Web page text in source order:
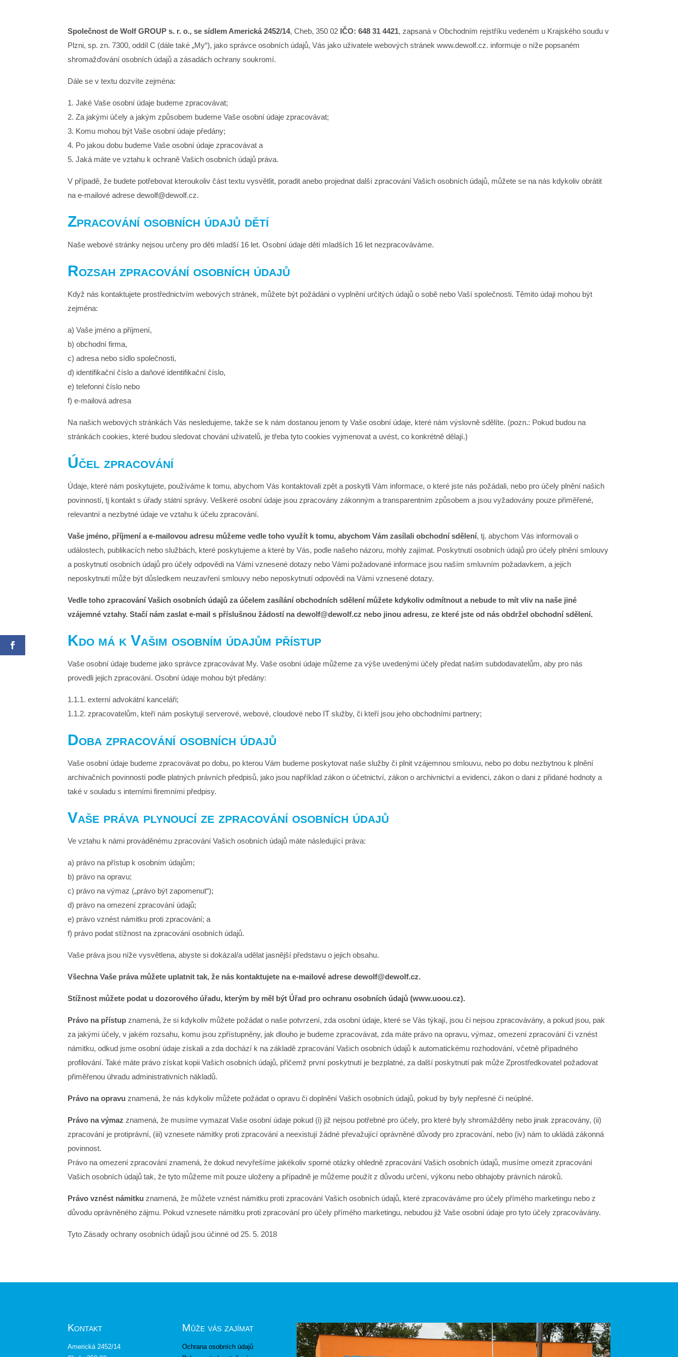
Společnost de Wolf GROUP s. r. o., se sídlem Americká 2452/14, Cheb, 350 02 IČO: 648 31 4421, zapsaná v Obchodním rejstříku vedeném u Krajského soudu v
Plzni, sp. zn. 7300, oddíl C (dále také „My“), jako správce osobních údajů, Vás jako uživatele webových stránek www.dewolf.cz. informuje o níže popsaném
shromažďování osobních údajů a zásadách ochrany soukromí.
Dále se v textu dozvíte zejména:
1. Jaké Vaše osobní údaje budeme zpracovávat;
2. Za jakými účely a jakým způsobem budeme Vaše osobní údaje zpracovávat;
3. Komu mohou být Vaše osobní údaje předány;
4. Po jakou dobu budeme Vaše osobní údaje zpracovávat a
5. Jaká máte ve vztahu k ochraně Vašich osobních údajů práva.
V případě, že budete potřebovat kteroukoliv část textu vysvětlit, poradit anebo projednat další zpracování Vašich osobních údajů, můžete se na nás kdykoliv obrátit
na e-mailové adrese dewolf@dewolf.cz.
Zpracování osobních údajů dětí
Naše webové stránky nejsou určeny pro děti mladší 16 let. Osobní údaje dětí mladších 16 let nezpracováváme.
Rozsah zpracování osobních údajů
Když nás kontaktujete prostřednictvím webových stránek, můžete být požádáni o vyplnění určitých údajů o sobě nebo Vaší společnosti. Těmito údaji mohou být
zejména:
a) Vaše jméno a příjmení,
b) obchodní firma,
c) adresa nebo sídlo společnosti,
d) identifikační číslo a daňové identifikační číslo,
e) telefonní číslo nebo
f) e-mailová adresa
Na našich webových stránkách Vás nesledujeme, takže se k nám dostanou jenom ty Vaše osobní údaje, které nám výslovně sdělíte. (pozn.: Pokud budou na
stránkách cookies, které budou sledovat chování uživatelů, je třeba tyto cookies vyjmenovat a uvést, co konkrétně dělají.)
Účel zpracování
Údaje, které nám poskytujete, používáme k tomu, abychom Vás kontaktovali zpět a poskytli Vám informace, o které jste nás požádali, nebo pro účely plnění našich
povinností, tj kontakt s úřady státní správy. Veškeré osobní údaje jsou zpracovány zákonným a transparentním způsobem a jsou vyžadovány pouze přiměřené,
relevantní a nezbytné údaje ve vztahu k účelu zpracování.
Vaše jméno, příjmení a e-mailovou adresu můžeme vedle toho využít k tomu, abychom Vám zasílali obchodní sdělení, tj. abychom Vás informovali o
událostech, publikacích nebo službách, které poskytujeme a které by Vás, podle našeho názoru, mohly zajímat. Poskytnutí osobních údajů pro účely plnění smlouvy
a poskytnutí osobních údajů pro účely odpovědi na Vámi vznesené dotazy nebo Vámi požadované informace jsou naším smluvním požadavkem, a jejich
neposkytnutí může být důsledkem neuzavření smlouvy nebo neposkytnutí odpovědi na Vámi vznesené dotazy.
Vedle toho zpracování Vašich osobních údajů za účelem zasílání obchodních sdělení můžete kdykoliv odmítnout a nebude to mít vliv na naše jiné
vzájemné vztahy. Stačí nám zaslat e-mail s příslušnou žádostí na dewolf@dewolf.cz nebo jinou adresu, ze které jste od nás obdržel obchodní sdělení.
Kdo má k Vašim osobním údajům přístup
Vaše osobní údaje budeme jako správce zpracovávat My. Vaše osobní údaje můžeme za výše uvedenými účely předat našim subdodavatelům, aby pro nás
provedli jejich zpracování. Osobní údaje mohou být předány:
1.1.1. externí advokátní kanceláři;
1.1.2. zpracovatelům, kteří nám poskytují serverové, webové, cloudové nebo IT služby, či kteří jsou jeho obchodními partnery;
Doba zpracování osobních údajů
Vaše osobní údaje budeme zpracovávat po dobu, po kterou Vám budeme poskytovat naše služby či plnit vzájemnou smlouvu, nebo po dobu nezbytnou k plnění
archivačních povinností podle platných právních předpisů, jako jsou například zákon o účetnictví, zákon o archivnictví a evidenci, zákon o dani z přidané hodnoty a
také v souladu s interními firemními předpisy.
Vaše práva plynoucí ze zpracování osobních údajů
Ve vztahu k námi prováděnému zpracování Vašich osobních údajů máte následující práva:
a) právo na přístup k osobním údajům;
b) právo na opravu;
c) právo na výmaz („právo být zapomenut“);
d) právo na omezení zpracování údajů;
e) právo vznést námitku proti zpracování; a
f) právo podat stížnost na zpracování osobních údajů.
Vaše práva jsou níže vysvětlena, abyste si dokázal/a udělat jasnější představu o jejich obsahu.
Všechna Vaše práva můžete uplatnit tak, že nás kontaktujete na e-mailové adrese dewolf@dewolf.cz.
Stížnost můžete podat u dozorového úřadu, kterým by měl být Úřad pro ochranu osobních údajů (www.uoou.cz).
Právo na přístup znamená, že si kdykoliv můžete požádat o naše potvrzení, zda osobní údaje, které se Vás týkají, jsou či nejsou zpracovávány, a pokud jsou, pak
za jakými účely, v jakém rozsahu, komu jsou zpřístupněny, jak dlouho je budeme zpracovávat, zda máte právo na opravu, výmaz, omezení zpracování či vznést
námitku, odkud jsme osobní údaje získali a zda dochází k na základě zpracování Vašich osobních údajů k automatickému rozhodování, včetně případného
profilování. Také máte právo získat kopii Vašich osobních údajů, přičemž první poskytnutí je bezplatné, za další poskytnutí pak může Zprostředkovatel požadovat
přiměřenou úhradu administrativních nákladů.
Právo na opravu znamená, že nás kdykoliv můžete požádat o opravu či doplnění Vašich osobních údajů, pokud by byly nepřesné či neúplné.
Právo na výmaz znamená, že musíme vymazat Vaše osobní údaje pokud (i) již nejsou potřebné pro účely, pro které byly shromážděny nebo jinak zpracovány, (ii)
zpracování je protiprávní, (iii) vznesete námitky proti zpracování a neexistují žádné převažující oprávněné důvody pro zpracování, nebo (iv) nám to ukládá zákonná
povinnost.
Právo na omezení zpracování znamená, že dokud nevyřešíme jakékoliv sporné otázky ohledně zpracování Vašich osobních údajů, musíme omezit zpracování
Vašich osobních údajů tak, že tyto můžeme mít pouze uloženy a případně je můžeme použít z důvodu určení, výkonu nebo obhajoby právních nároků.
Právo vznést námitku znamená, že můžete vznést námitku proti zpracování Vašich osobních údajů, které zpracováváme pro účely přímého marketingu nebo z
důvodu oprávněného zájmu. Pokud vznesete námitku proti zpracování pro účely přímého marketingu, nebudou již Vaše osobní údaje pro tyto účely zpracovávány.
Tyto Zásady ochrany osobních údajů jsou účinné od 25. 5. 2018
Kontakt
Americká 2452/14
Může vás zajímat
Ochrana osobních údajů